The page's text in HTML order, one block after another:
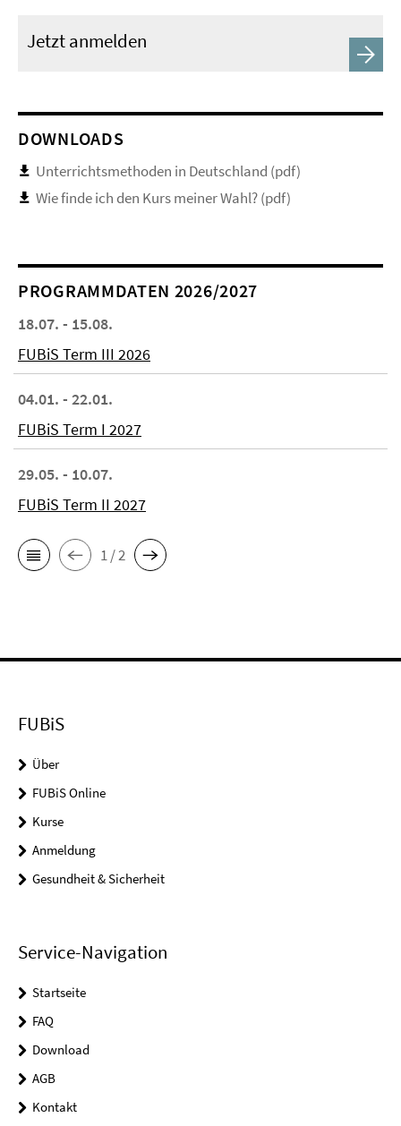
Jetzt anmelden
DOWNLOADS
Unterrichtsmethoden in Deutschland (pdf)
Wie finde ich den Kurs meiner Wahl? (pdf)
PROGRAMMDATEN 2026/2027
18.07. - 15.08.
FUBiS Term III 2026
04.01. - 22.01.
FUBiS Term I 2027
29.05. - 10.07.
FUBiS Term II 2027
1 / 2
FUBiS
Über
FUBiS Online
Kurse
Anmeldung
Gesundheit & Sicherheit
Service-Navigation
Startseite
FAQ
Download
AGB
Kontakt